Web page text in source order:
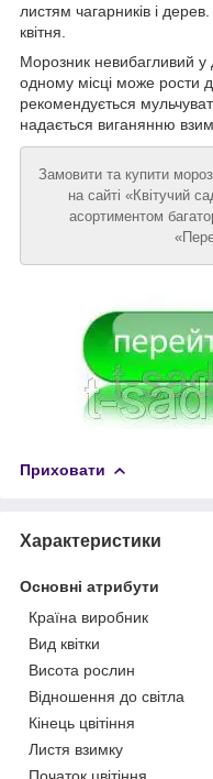
листям чагарників і
квітня.
Морозник невибагливий
одному місці може рости
рекомендується
надається виганянню
Замовити та купити
на сайті «Квітучий
асортиментом
Приховати
Характеристики
Основні атрибути
Країна виробник
Вид квітки
Висота рослин
Відношення до світла
Кінець цвітіння
Листя взимку
Початок цвітіння